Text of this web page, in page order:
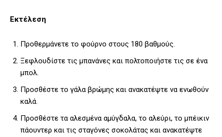
Εκτέλεση
Προθερμάνετε το φούρνο στους 180 βαθμούς.
Ξεφλουδίστε τις μπανάνες και πολτοποιήστε τις σε ένα
μπολ.
Προσθέστε το γάλα βρώμης και ανακατέψτε να ενωθούν
καλά.
Προσθέστε τα αλεσμένα αμύγδαλα, το αλεύρι, το μπέικιν
πάουντερ και τις σταγόνες σοκολάτας και ανακατέψτε